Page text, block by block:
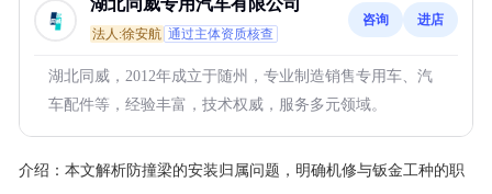
湖北同威专用汽车有限公司
法人:徐安航 通过主体资质核查
咨询 进店
湖北同威，2012年成立于随州，专业制造销售专用车、汽
车配件等，经验丰富，技术权威，服务多元领域。
介绍： 本文解析防撞梁的安装归属问题，明确机修与钣金工种的职